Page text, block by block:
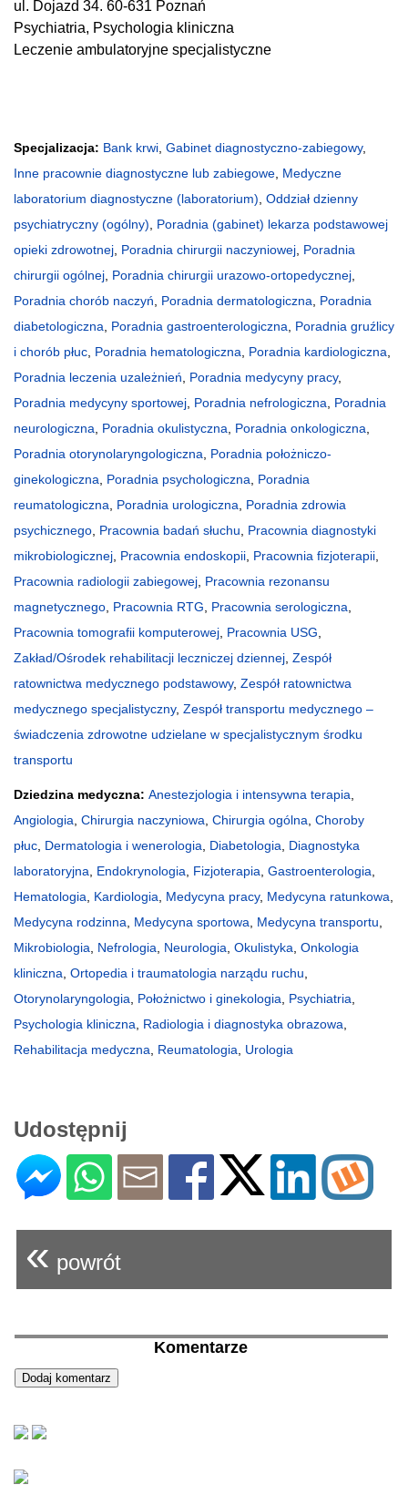
ul. Dojazd 34. 60-631 Poznań
Psychiatria, Psychologia kliniczna
Leczenie ambulatoryjne specjalistyczne
Specjalizacja: Bank krwi Gabinet diagnostyczno-zabiegowy,
Inne pracownie diagnostyczne lub zabiegowe Medyczne
laboratorium diagnostyczne (laboratorium) Oddział dzienny
psychiatryczny (ogólny)
Poradnia (gabinet) lekarza podstawowej
opieki zdrowotnej Poradnia chirurgii naczyniowej Poradnia
chirurgii ogólnej Poradnia chirurgii urazowo-ortopedycznej
Poradnia chorób naczyń
Poradnia dermatologiczna
Poradnia
diabetologiczna
Poradnia gastroenterologiczna
Poradnia gruźlicy
i chorób płuc Poradnia hematologiczna Poradnia kardiologiczna
Poradnia leczenia uzależnień
Poradnia medycyny pracy,
Poradnia medycyny sportowej Poradnia nefrologiczna
Poradnia
neurologiczna
Poradnia okulistyczna Poradnia onkologiczna
Poradnia otorynolaryngologiczna
Poradnia położniczo-
ginekologiczna
Poradnia psychologiczna
Poradnia
reumatologiczna
Poradnia urologiczna
Poradnia zdrowia
psychicznego Pracownia badań słuchu
Pracownia diagnostyki
mikrobiologicznej Pracownia endoskopii Pracownia fizjoterapii
Pracownia radiologii zabiegowej Pracownia rezonansu
magnetycznego Pracownia RTG Pracownia serologiczna
Pracownia tomografii komputerowej Pracownia USG
Zakład/Ośrodek rehabilitacji leczniczej dziennej Zespół
ratownictwa medycznego podstawowy, Zespół ratownictwa
medycznego specjalistyczny, Zespół transportu medycznego –
świadczenia zdrowotne udzielane w specjalistycznym środku
transportu
Dziedzina medyczna: Anestezjologia i intensywna terapia
Angiologia Chirurgia naczyniowa Chirurgia ogólna Choroby
płuc Dermatologia i wenerologia Diabetologia
Diagnostyka
laboratoryjna
Endokrynologia Fizjoterapia Gastroenterologia
Hematologia
Kardiologia Medycyna pracy, Medycyna ratunkowa
Medycyna rodzinna
Medycyna sportowa Medycyna transportu
Mikrobiologia
Nefrologia Neurologia Okulistyka Onkologia
kliniczna Ortopedia i traumatologia narządu ruchu
Otorynolaryngologia
Położnictwo i ginekologia Psychiatria
Psychologia kliniczna
Radiologia i diagnostyka obrazowa
Rehabilitacja medyczna
Reumatologia Urologia
Udostępnij
« powrót
Komentarze